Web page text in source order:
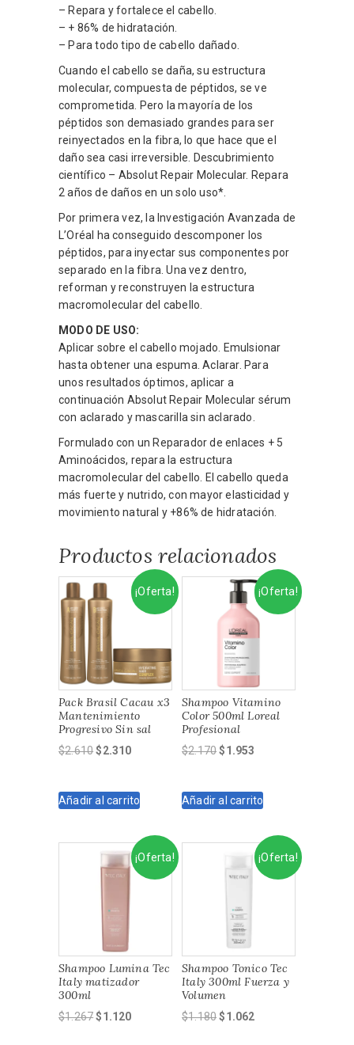
– Repara y fortalece el cabello.
– + 86% de hidratación.
– Para todo tipo de cabello dañado.
Cuando el cabello se daña, su estructura
molecular, compuesta de péptidos, se ve
comprometida. Pero la mayoría de los
péptidos son demasiado grandes para ser
reinyectados en la fibra, lo que hace que el
daño sea casi irreversible. Descubrimiento
científico – Absolut Repair Molecular. Repara
2 años de daños en un solo uso*.
Por primera vez, la Investigación Avanzada de
L’Oréal ha conseguido descomponer los
péptidos, para inyectar sus componentes por
separado en la fibra. Una vez dentro,
reforman y reconstruyen la estructura
macromolecular del cabello.
MODO DE USO:
Aplicar sobre el cabello mojado. Emulsionar
hasta obtener una espuma. Aclarar. Para
unos resultados óptimos, aplicar a
continuación Absolut Repair Molecular sérum
con aclarado y mascarilla sin aclarado.
Formulado con un Reparador de enlaces + 5
Aminoácidos, repara la estructura
macromolecular del cabello. El cabello queda
más fuerte y nutrido, con mayor elasticidad y
movimiento natural y +86% de hidratación.
Productos relacionados
¡Oferta!
Pack Brasil Cacau x3
Mantenimiento
Progresivo Sin sal
$2.610El
era:
$2.310El
es:
Añadir al carrito
¡Oferta!
Shampoo Vitamino
Color 500ml Loreal
Profesional
$2.170El
era:
$1.953
es:
Añadir al carrito
¡Oferta!
Shampoo Lumina Tec
Italy matizador
300ml
$1.267El
$1.120El
¡Oferta!
Shampoo Tonico Tec
Italy 300ml Fuerza y
Volumen
$1.180El
$1.062